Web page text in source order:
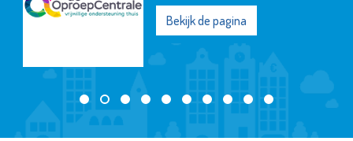
Bekijk de pagina